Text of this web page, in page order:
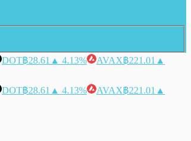
DOT฿28.61 ▲ 4.13% AVAX฿221.01 ▲
DOT฿28.61 ▲ 4.13% AVAX฿221.01 ▲